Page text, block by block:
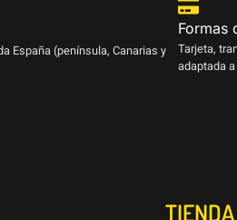
España (península, Canarias y
Formas
Tarjeta,
adaptada
TIENDA